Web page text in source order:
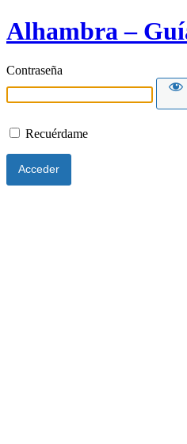
Alhambra –
Contraseña
Recuérdame